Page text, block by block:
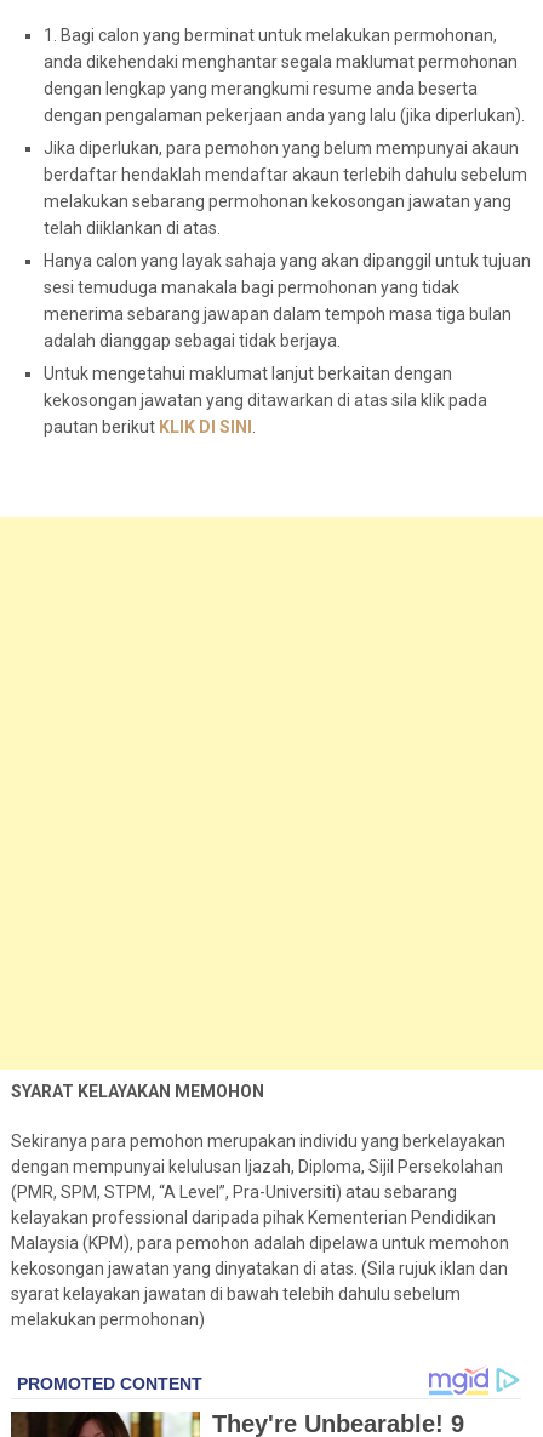
1. Bagi calon yang berminat untuk melakukan permohonan,
anda dikehendaki menghantar segala maklumat permohonan
dengan lengkap yang merangkumi resume anda beserta
dengan pengalaman pekerjaan anda yang lalu (jika diperlukan).
Jika diperlukan, para pemohon yang belum mempunyai akaun
berdaftar hendaklah mendaftar akaun terlebih dahulu sebelum
melakukan sebarang permohonan kekosongan jawatan yang
telah diiklankan di atas.
Hanya calon yang layak sahaja yang akan dipanggil untuk tujuan
sesi temuduga manakala bagi permohonan yang tidak
menerima sebarang jawapan dalam tempoh masa tiga bulan
adalah dianggap sebagai tidak berjaya.
Untuk mengetahui maklumat lanjut berkaitan dengan
kekosongan jawatan yang ditawarkan di atas sila klik pada
pautan berikut KLIK DI SINI
SYARAT KELAYAKAN MEMOHON
Sekiranya para pemohon merupakan individu yang berkelayakan
dengan mempunyai kelulusan Ijazah, Diploma, Sijil Persekolahan
(PMR, SPM, STPM, “A Level”, Pra-Universiti) atau sebarang
kelayakan professional daripada pihak Kementerian Pendidikan
Malaysia (KPM), para pemohon adalah dipelawa untuk memohon
kekosongan jawatan yang dinyatakan di atas. (Sila rujuk iklan dan
syarat kelayakan jawatan di bawah telebih dahulu sebelum
melakukan permohonan)